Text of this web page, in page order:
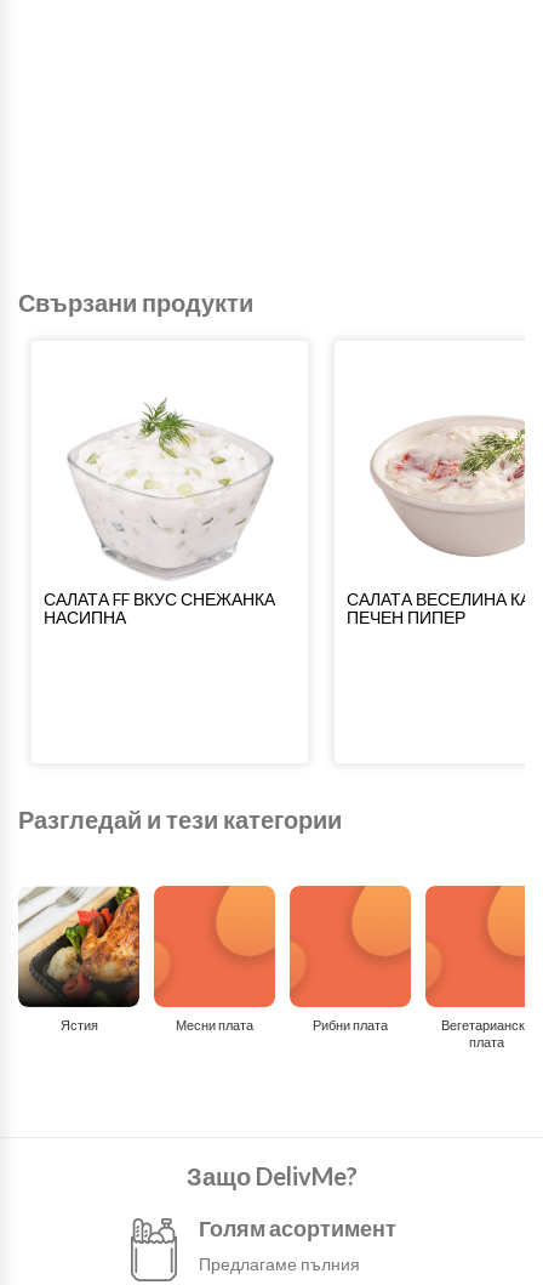
Свързани продукти
САЛАТА FF ВКУС СНЕЖАНКА
НАСИПНА
САЛАТА ВЕСЕЛИНА
ПЕЧЕН ПИПЕР
Разгледай и тези категории
Ястия Месни плата Рибни плата
Вегетариански
плата
Защо DelivMe?
Голям асортимент
Предлагаме пълния